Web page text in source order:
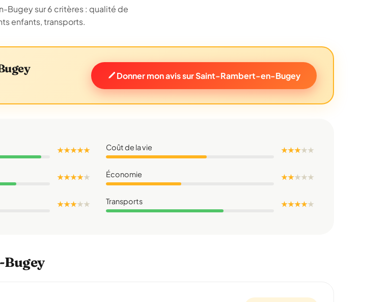
Bugey sur 6 critères : qualité de
enfants, transports.
Donner mon avis sur Saint-Rambert-en-Bugey
★ ★ ★ ★ ★ Coût de la vie ★ ★ ★★★
★ ★ ★ ★★ Économie ★ ★★★★
★ ★ ★★★ Transports ★ ★ ★ ★★
Bugey